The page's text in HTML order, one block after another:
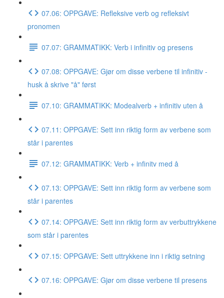
07.06: OPPGAVE: Refleksive verb og refleksivt
pronomen
07.07: GRAMMATIKK: Verb i infinitiv og presens
07.08: OPPGAVE: Gjør om disse verbene til infinitiv -
husk å skrive "å" først
07.10: GRAMMATIKK: Modealverb + infinitiv uten å
07.11: OPPGAVE: Sett inn riktig form av verbene som
står i parentes
07.12: GRAMMATIKK: Verb + infinitv med å
07.13: OPPGAVE: Sett inn riktig form av verbene som
står i parentes
07.14: OPPGAVE: Sett inn riktig form av verbuttrykkene
som står i parentes
07.15: OPPGAVE: Sett uttrykkene inn i riktig setning
07.16: OPPGAVE: Gjør om disse verbene til presens